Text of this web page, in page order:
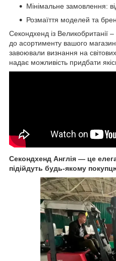
Мінімальне замовлення:
Розмаїття моделей та
Секондхенд із Великобританії
до асортименту вашого
завоювали визнання на
надає можливість придбати
Секондхенд Англія — це
підійдуть будь-якому